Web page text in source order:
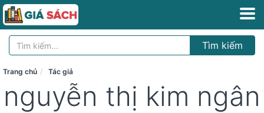
Tìm kiếm
Trang chủ Tác giả
nguyễn thị kim ngân